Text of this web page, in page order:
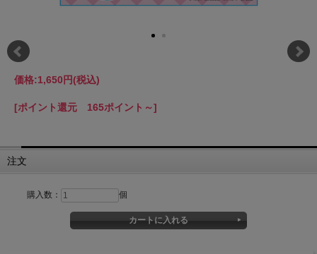
価格:1,650円(税込)
[ポイント還元 165ポイント～]
注文
購入数： 個